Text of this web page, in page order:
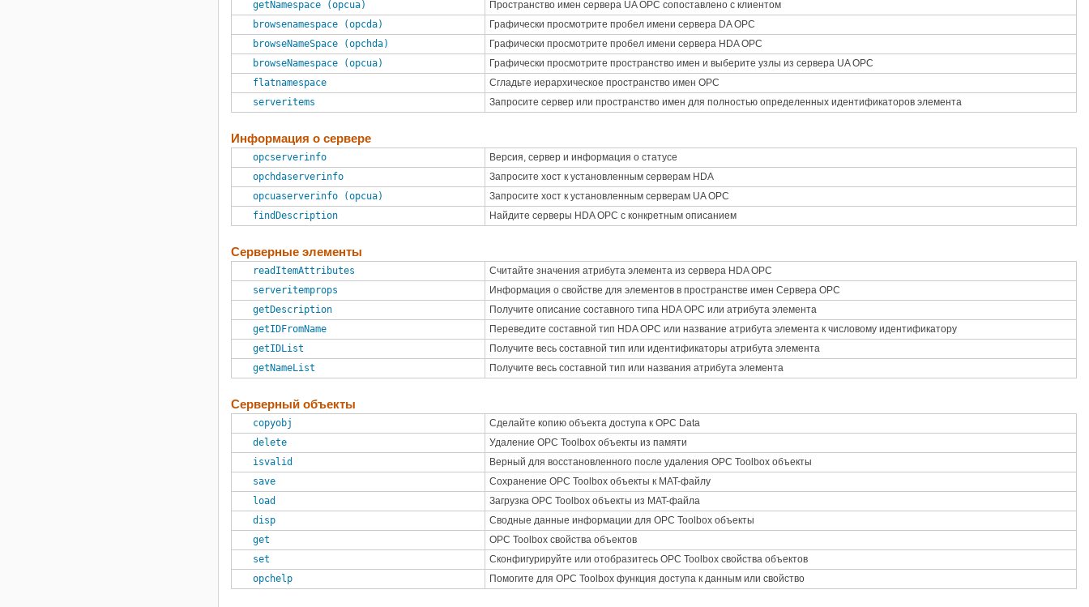
getNamespace (opcua)
Пространство имен сервера UA OPC сопоставлено с клиентом
browsenamespace (opcda)
Графически просмотрите пробел имени сервера DA OPC
browseNameSpace (opchda)
Графически просмотрите пробел имени сервера HDA OPC
browseNamespace (opcua)
Графически просмотрите пространство имен и выберите узлы из сервера UA OPC
flatnamespace
Сгладьте иерархическое пространство имен OPC
serveritems
Запросите сервер или пространство имен для полностью определенных идентификаторов элемента
Информация о сервере
opcserverinfo
Версия, сервер и информация о статусе
opchdaserverinfo
Запросите хост к установленным серверам HDA
opcuaserverinfo (opcua)
Запросите хост к установленным серверам UA OPC
findDescription
Найдите серверы HDA OPC с конкретным описанием
Серверные элементы
readItemAttributes
Считайте значения атрибута элемента из сервера HDA OPC
serveritemprops
Информация о свойстве для элементов в пространстве имен Сервера OPC
getDescription
Получите описание составного типа HDA OPC или атрибута элемента
getIDFromName
Переведите составной тип HDA OPC или название атрибута элемента к числовому идентификатору
getIDList
Получите весь составной тип или идентификаторы атрибута элемента
getNameList
Получите весь составной тип или названия атрибута элемента
Серверный объекты
copyobj
Сделайте копию объекта доступа к OPC Data
delete
Удаление OPC Toolbox объекты из памяти
isvalid
Верный для восстановленного после удаления OPC Toolbox объекты
save
Сохранение OPC Toolbox объекты к MAT-файлу
load
Загрузка OPC Toolbox объекты из MAT-файла
disp
Сводные данные информации для OPC Toolbox объекты
get
OPC Toolbox свойства объектов
set
Сконфигурируйте или отобразитесь OPC Toolbox свойства объектов
opchelp
Помогите для OPC Toolbox функция доступа к данным или свойство